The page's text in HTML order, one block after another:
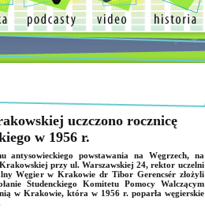
uczczono rocznicę
w 1956 r.
antysowieckiego powstawania na Węgrzech, na
przy ul. Warszawskiej 24, rektor uczelni
Węgier w Krakowie dr Tibor Gerencsér złożyli
Studenckiego Komitetu Pomocy Walczącym
w Krakowie, która w 1956 r. poparła węgierskie